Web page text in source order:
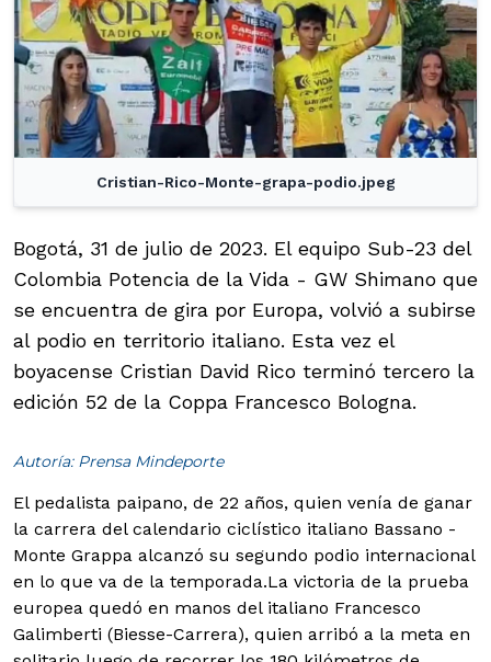
Cristian-Rico-Monte-grapa-podio.jpeg
Bogotá, 31 de julio de 2023. El equipo Sub-23 del
Colombia Potencia de la Vida - GW Shimano que
se encuentra de gira por Europa, volvió a subirse
al podio en territorio italiano. Esta vez el
boyacense Cristian David Rico terminó tercero la
edición 52 de la Coppa Francesco Bologna.
Autoría: Prensa Mindeporte
El pedalista paipano, de 22 años, quien venía de ganar
la carrera del calendario ciclístico italiano Bassano -
Monte Grappa alcanzó su segundo podio internacional
en lo que va de la temporada.La victoria de la prueba
europea quedó en manos del italiano Francesco
Galimberti (Biesse-Carrera), quien arribó a la meta en